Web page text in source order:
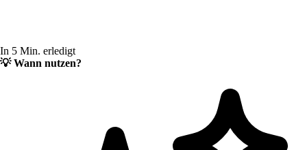
In 5 Min. erledigt
💡Wann nutzen?